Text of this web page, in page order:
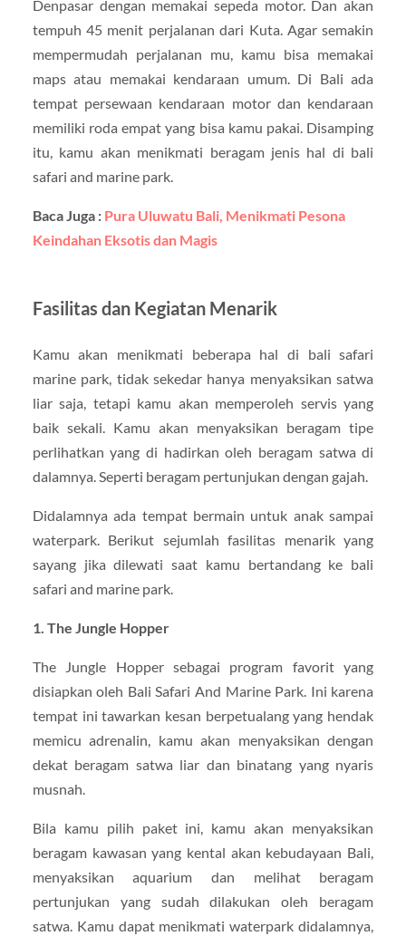
Denpasar dengan memakai sepeda motor. Dan akan
tempuh 45 menit perjalanan dari Kuta. Agar semakin
mempermudah perjalanan mu, kamu bisa memakai
maps atau memakai kendaraan umum. Di Bali ada
tempat persewaan kendaraan motor dan kendaraan
memiliki roda empat yang bisa kamu pakai. Disamping
itu, kamu akan menikmati beragam jenis hal di bali
safari and marine park.
Baca Juga : Pura Uluwatu Bali, Menikmati Pesona
Keindahan Eksotis dan Magis
Fasilitas dan Kegiatan Menarik
Kamu akan menikmati beberapa hal di bali safari
marine park, tidak sekedar hanya menyaksikan satwa
liar saja, tetapi kamu akan memperoleh servis yang
baik sekali. Kamu akan menyaksikan beragam tipe
perlihatkan yang di hadirkan oleh beragam satwa di
dalamnya. Seperti beragam pertunjukan dengan gajah.
Didalamnya ada tempat bermain untuk anak sampai
waterpark. Berikut sejumlah fasilitas menarik yang
sayang jika dilewati saat kamu bertandang ke bali
safari and marine park.
1. The Jungle Hopper
The Jungle Hopper sebagai program favorit yang
disiapkan oleh Bali Safari And Marine Park. Ini karena
tempat ini tawarkan kesan berpetualang yang hendak
memicu adrenalin, kamu akan menyaksikan dengan
dekat beragam satwa liar dan binatang yang nyaris
musnah.
Bila kamu pilih paket ini, kamu akan menyaksikan
beragam kawasan yang kental akan kebudayaan Bali,
menyaksikan aquarium dan melihat beragam
pertunjukan yang sudah dilakukan oleh beragam
satwa. Kamu dapat menikmati waterpark didalamnya,